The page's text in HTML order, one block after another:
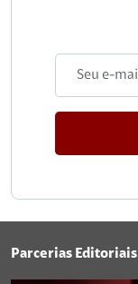
Parcerias Editoriais